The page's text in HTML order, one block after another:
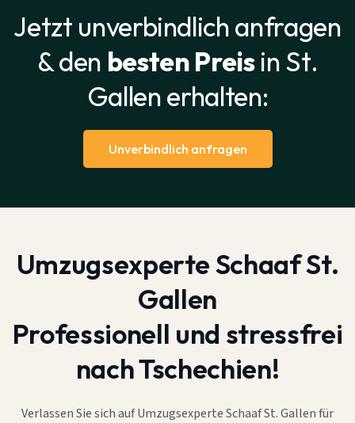
Jetzt unverbindlich anfragen
& den besten Preisin St.
Gallen erhalten:
Unverbindlich anfragen
Umzugsexperte Schaaf St.
Gallen
Professionell und stressfrei
nach Tschechien!
Verlassen Sie sich auf Umzugsexperte Schaaf St. Gallen für